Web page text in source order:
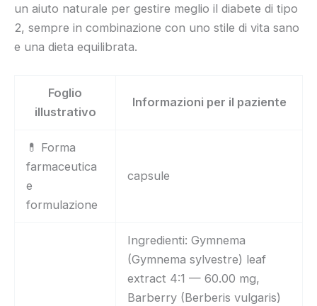
un aiuto naturale per gestire meglio il diabete di tipo
2, sempre in combinazione con uno stile di vita sano
e una dieta equilibrata.
Foglio
illustrativo
Informazioni per il paziente
💊 Forma
farmaceutica
e
formulazione
capsule
Ingredienti: Gymnema
(Gymnema sylvestre) leaf
extract 4:1 — 60.00 mg,
Barberry (Berberis vulgaris)